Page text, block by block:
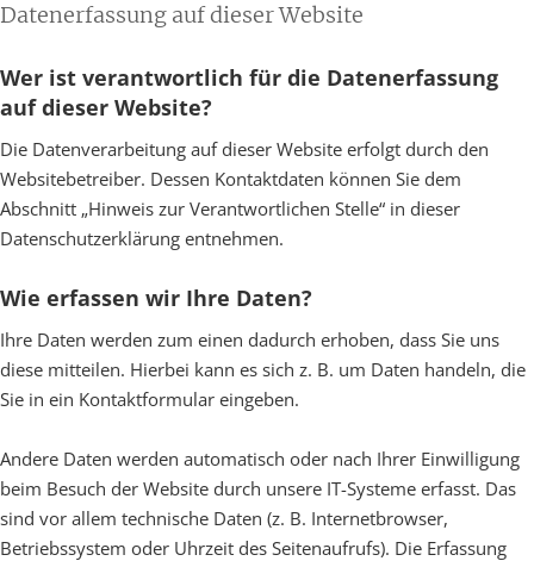
Datenerfassung auf dieser Website
Wer ist verantwortlich für die Datenerfassung
auf dieser Website?
Die Datenverarbeitung auf dieser Website erfolgt durch den
Websitebetreiber. Dessen Kontaktdaten können Sie dem
Abschnitt „Hinweis zur Verantwortlichen Stelle“ in dieser
Datenschutzerklärung entnehmen.
Wie erfassen wir Ihre Daten?
Ihre Daten werden zum einen dadurch erhoben, dass Sie uns
diese mitteilen. Hierbei kann es sich z. B. um Daten handeln, die
Sie in ein Kontaktformular eingeben.
Andere Daten werden automatisch oder nach Ihrer Einwilligung
beim Besuch der Website durch unsere IT-Systeme erfasst. Das
sind vor allem technische Daten (z. B. Internetbrowser,
Betriebssystem oder Uhrzeit des Seitenaufrufs). Die Erfassung